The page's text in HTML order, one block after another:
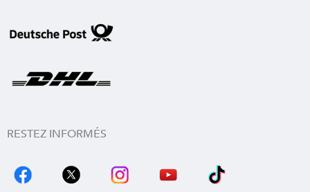
RESTEZ INFORMÉS